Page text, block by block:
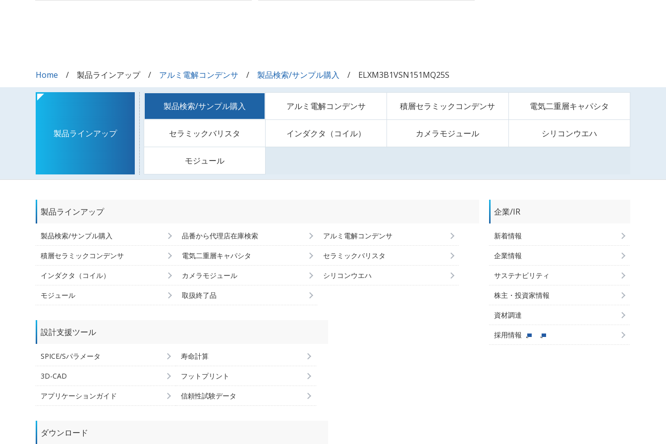
Home 製品ラインアップ アルミ電解コンデンサ 製品検索/サンプル購入 ELXM3B1VSN151MQ25S
製品ラインアップ
製品検索/サンプル購入 アルミ電解コンデンサ 積層セラミックコンデンサ 電気二重層キャパシタ
セラミックバリスタ インダクタ（コイル） カメラモジュール シリコンウエハ
モジュール
製品ラインアップ
製品検索/サンプル購入 品番から代理店在庫検索 アルミ電解コンデンサ
積層セラミックコンデンサ 電気二重層キャパシタ セラミックバリスタ
インダクタ（コイル） カメラモジュール シリコンウエハ
モジュール 取扱終了品
設計支援ツール
SPICE/Sパラメータ 寿命計算
3D-CAD フットプリント
アプリケーションガイド 信頼性試験データ
ダウンロード
企業/IR
新着情報
企業情報
サステナビリティ
株主・投資家情報
資材調達
採用情報